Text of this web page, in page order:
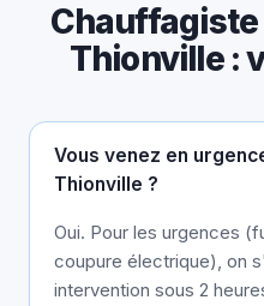
Thionville :
Vous venez en
Thionville ?
Oui. Pour les urgences
coupure électrique), on
intervention sous 2